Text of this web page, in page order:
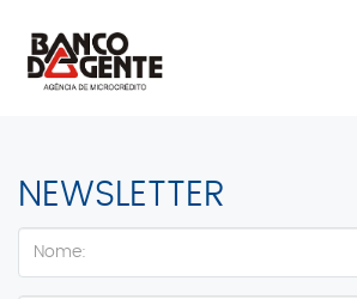
NEWSLETTER